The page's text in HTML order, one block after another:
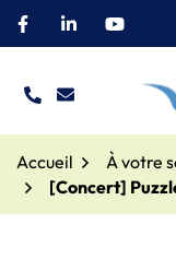
Aller
Facebook
(ouverture dans un
Linkedin
(ouverture
YouTube
TÉL. NOUS ÉCRIRE
Accueil À votre
[Concert]